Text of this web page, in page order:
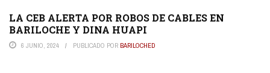
LA CEB ALERTA POR ROBOS DE CABLES EN
BARILOCHE Y DINA HUAPI
6 JUNIO, 2024 PUBLICADO POR BARILOCHED